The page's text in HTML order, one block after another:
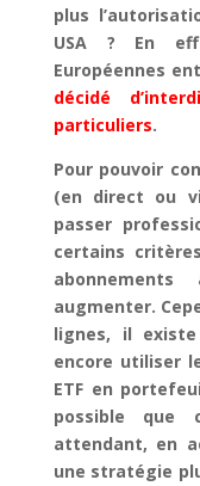
plus
USA ? En
Européennes
décidé
particuliers.
Pour pouvoir
(en direct ou
passer
certains
augmenter.
lignes, il
encore utiliser
ETF en
possible que
attendant, en
une stratégie